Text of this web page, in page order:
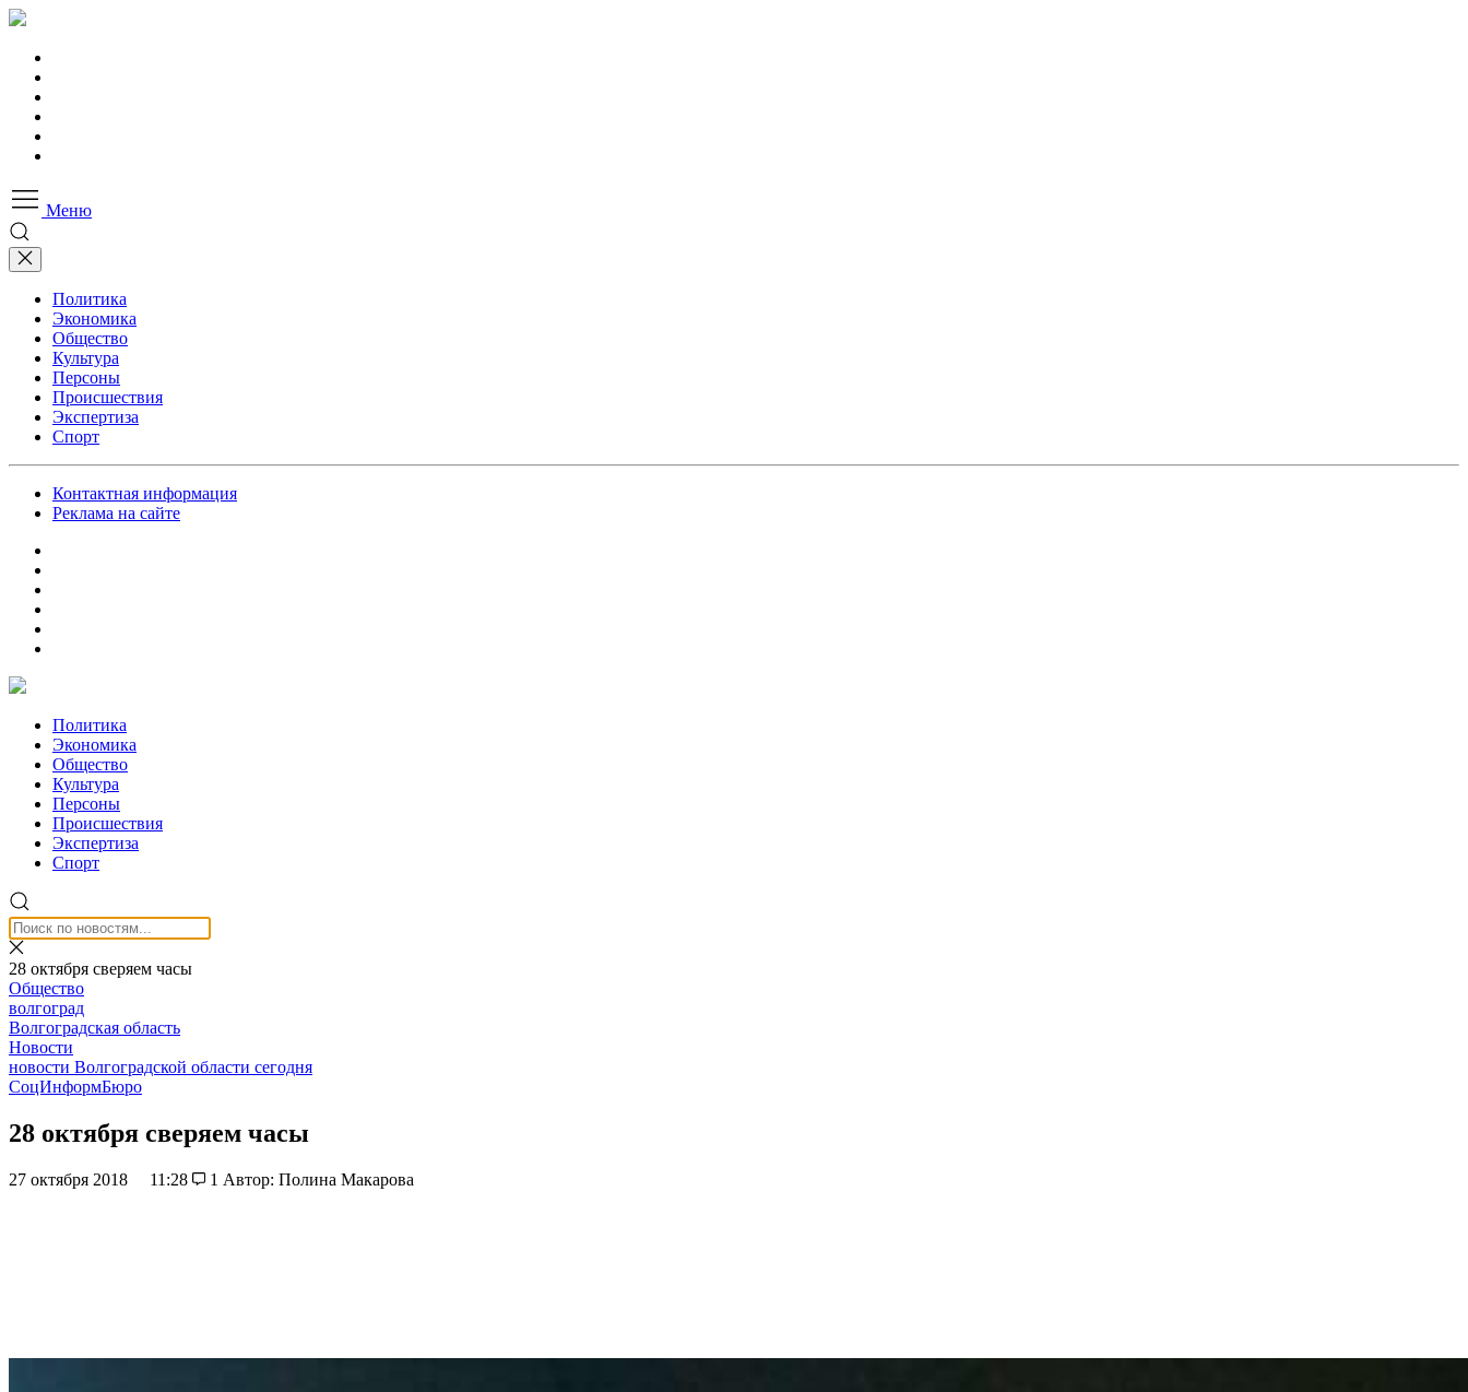
Меню
Политика
Экономика
Общество
Культура
Персоны
Происшествия
Экспертиза
Спорт
Контактная информация
Реклама на сайте
Политика
Экономика
Общество
Культура
Персоны
Происшествия
Экспертиза
Спорт
28 октября сверяем часы
Общество
волгоград
Волгоградская область
Новости
новости Волгоградской области сегодня
СоцИнформБюро
28 октября сверяем часы
27 октября 2018 11:28 1 Автор: Полина Макарова